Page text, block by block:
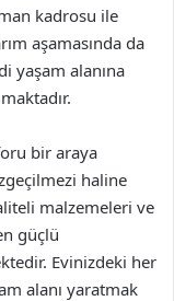
kadrosu ile
aşamasında da
yaşam alanına
bir araya
haline
malzemeleri ve
güçlü
Evinizdeki her
alanı yaratmak